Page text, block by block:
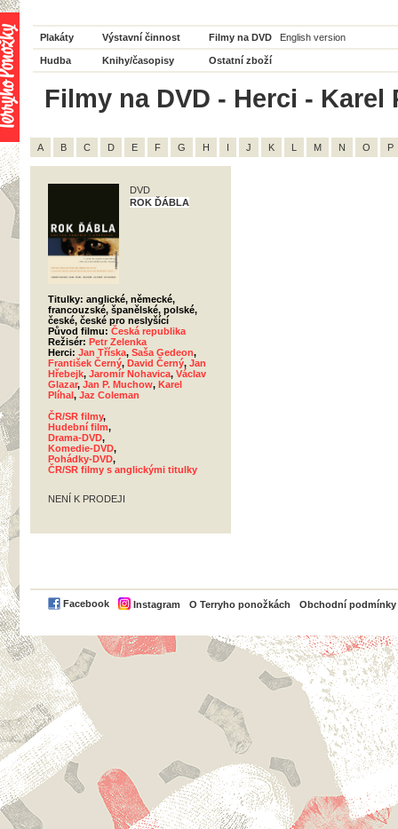
Plakáty Výstavní činnost Filmy na DVD English version
Hudba Knihy/časopisy Ostatní zboží
Filmy na DVD - Herci - Karel
A B C D E F G H I J K L M N O P
DVD
ROK ĎÁBLA
Titulky: anglické, německé,
francouzské, španělské, polské,
české, české pro neslyšící
Původ filmu: Česká republika
Režisér: Petr Zelenka
Herci: Jan Tříska, Saša Gedeon,
František Černý, David Černý, Jan
Hřebejk, Jaromír Nohavica, Václav
Glazar, Jan P. Muchow, Karel
Plíhal, Jaz Coleman
ČR/SR filmy,
Hudební film,
Drama-DVD,
Komedie-DVD,
Pohádky-DVD,
ČR/SR filmy s anglickými titulky
NENÍ K PRODEJI
Facebook Instagram O Terryho ponožkách Obchodní podmínky
PayPal